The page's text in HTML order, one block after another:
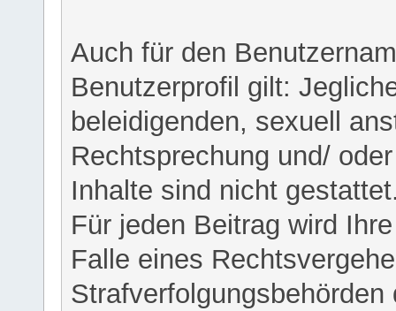
Auch für den
Benutzerprofil gilt:
beleidigenden, sexuell
Rechtsprechung und/
Inhalte sind nicht
Für jeden Beitrag wird
Falle eines